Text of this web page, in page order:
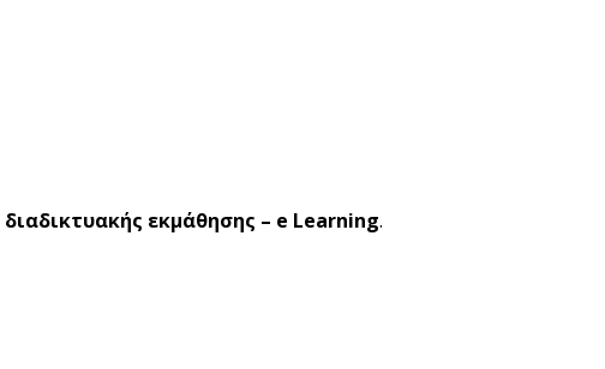
διαδικτυακής εκμάθησης – e Learning.